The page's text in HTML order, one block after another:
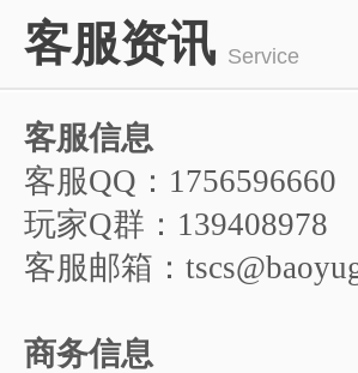
4
5
6
客服资讯 Service
客服信息
客服QQ：1756596660
玩家Q群：139408978
客服邮箱：
商务信息